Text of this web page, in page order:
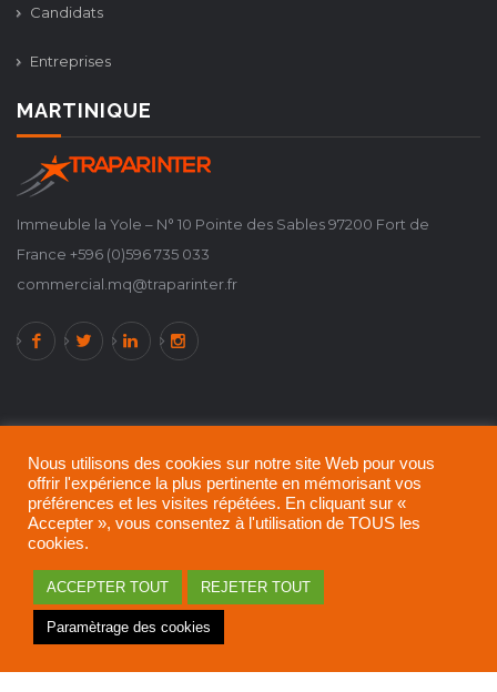
Candidats
Entreprises
MARTINIQUE
Immeuble la Yole – N° 10 Pointe des Sables 97200 Fort de
France +596 (0)596 735 033
commercial.mq@traparinter.fr
A propos de TRAPARINTER !
© 2021 - 2024 All rights reserved.TRAPARINTER
Nous utilisons des cookies sur notre site Web pour vous
offrir l'expérience la plus pertinente en mémorisant vos
préférences et les visites répétées. En cliquant sur «
Accepter », vous consentez à l'utilisation de TOUS les
cookies.
ACCEPTER TOUT REJETER TOUT
Paramètrage des cookies